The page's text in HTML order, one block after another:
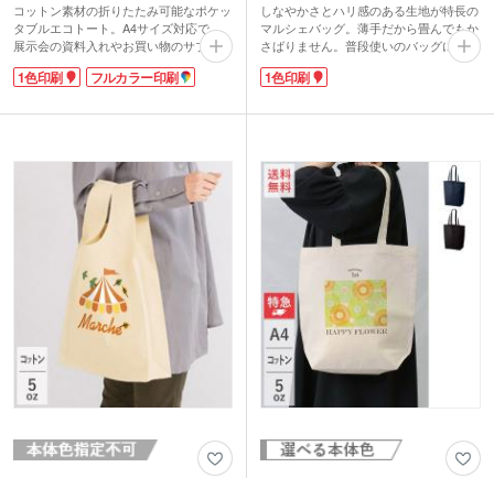
コットン素材の折りたたみ可能なポケッ
タブルエコトート。A4サイズ対応で、
展示会の資料入れやお買い物のサブバッ
グに最適。持ち手は肩掛けしやすい長さ
で、荷物が多い日も快適に使えます。か
地。畳んだら内ポケットに収納してコン
が可能です。フルカラー印刷ならアーテ
ィストグッズにもおすすめ！リーズナブ
ルな価格ながらも、シンプルなデザイン
は販促効果バッチリです。
1色印刷 フルカラー印刷
しなやかさとハリ感のある生地が特長の
マルシェバッグ。薄手だから畳んでもか
さばりません。普段使いのバッグに入れ
ておけばサブバッグとして活躍します。
マチ付きでA4がすっぽりと入るサイズ感
最適です。
入れノベルティが作成できます。
1色印刷